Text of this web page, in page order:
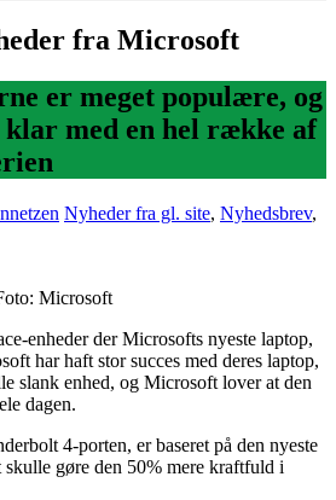
fra Microsoft
er meget populære, og
med en hel række af
Nyheder fra gl. site, Nyhedsbrev,
Microsoft
enheder der Microsofts nyeste laptop,
har haft stor succes med deres laptop,
slank enhed, og Microsoft lover at den
dagen.
4-porten, er baseret på den nyeste
gøre den 50% mere kraftfuld i